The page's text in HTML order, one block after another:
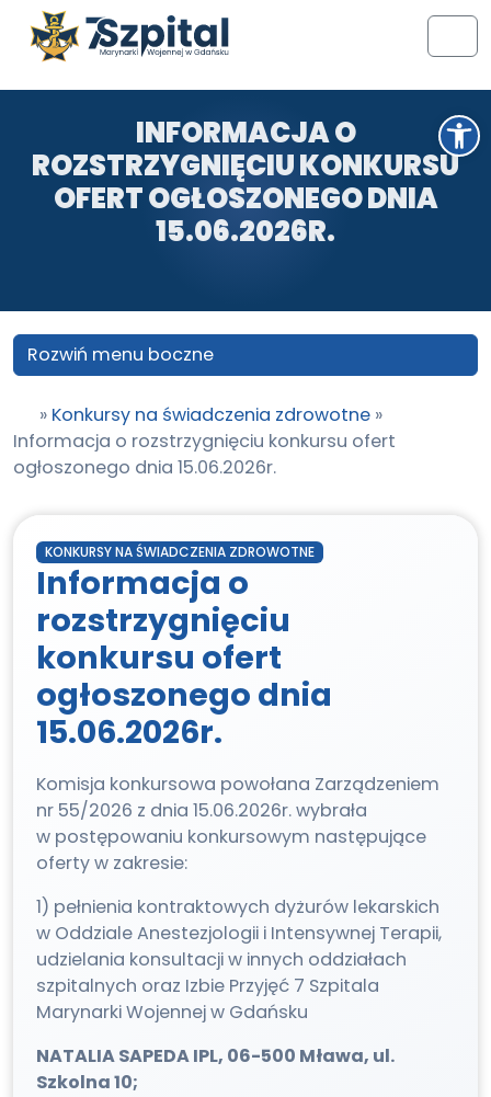
Otwórz pasek narzędzi
Przejdź do treści
Przejdź do stopki
INFORMACJA O
ROZSTRZYGNIĘCIU KONKURSU
OFERT OGŁOSZONEGO DNIA
15.06.2026R.
» Konkursy na świadczenia zdrowotne »
Informacja o rozstrzygnięciu konkursu ofert
ogłoszonego dnia 15.06.2026r.
KONKURSY NA ŚWIADCZENIA ZDROWOTNE
Informacja o
rozstrzygnięciu
konkursu ofert
ogłoszonego dnia
15.06.2026r.
Komisja konkursowa powołana Zarządzeniem
nr 55/2026 z dnia 15.06.2026r. wybrała
w postępowaniu konkursowym następujące
oferty w zakresie:
1) pełnienia kontraktowych dyżurów lekarskich
w Oddziale Anestezjologii i Intensywnej Terapii,
udzielania konsultacji w innych oddziałach
szpitalnych oraz Izbie Przyjęć 7 Szpitala
Marynarki Wojennej w Gdańsku
NATALIA SAPEDA IPL, 06-500 Mława, ul.
Szkolna 10;
Rozwiń menu boczne